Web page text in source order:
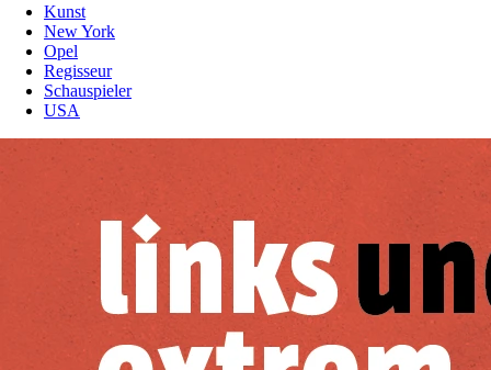
Kunst
New York
Opel
Regisseur
Schauspieler
USA